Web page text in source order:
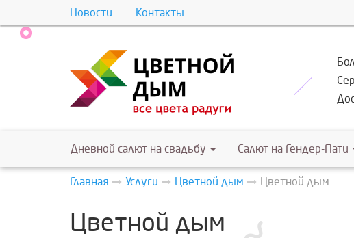
Новости Контакты
Дневной салют на свадьбу Салют на Гендер-Пати
Главная Услуги Цветной дым Цветной дым
Цветной дым